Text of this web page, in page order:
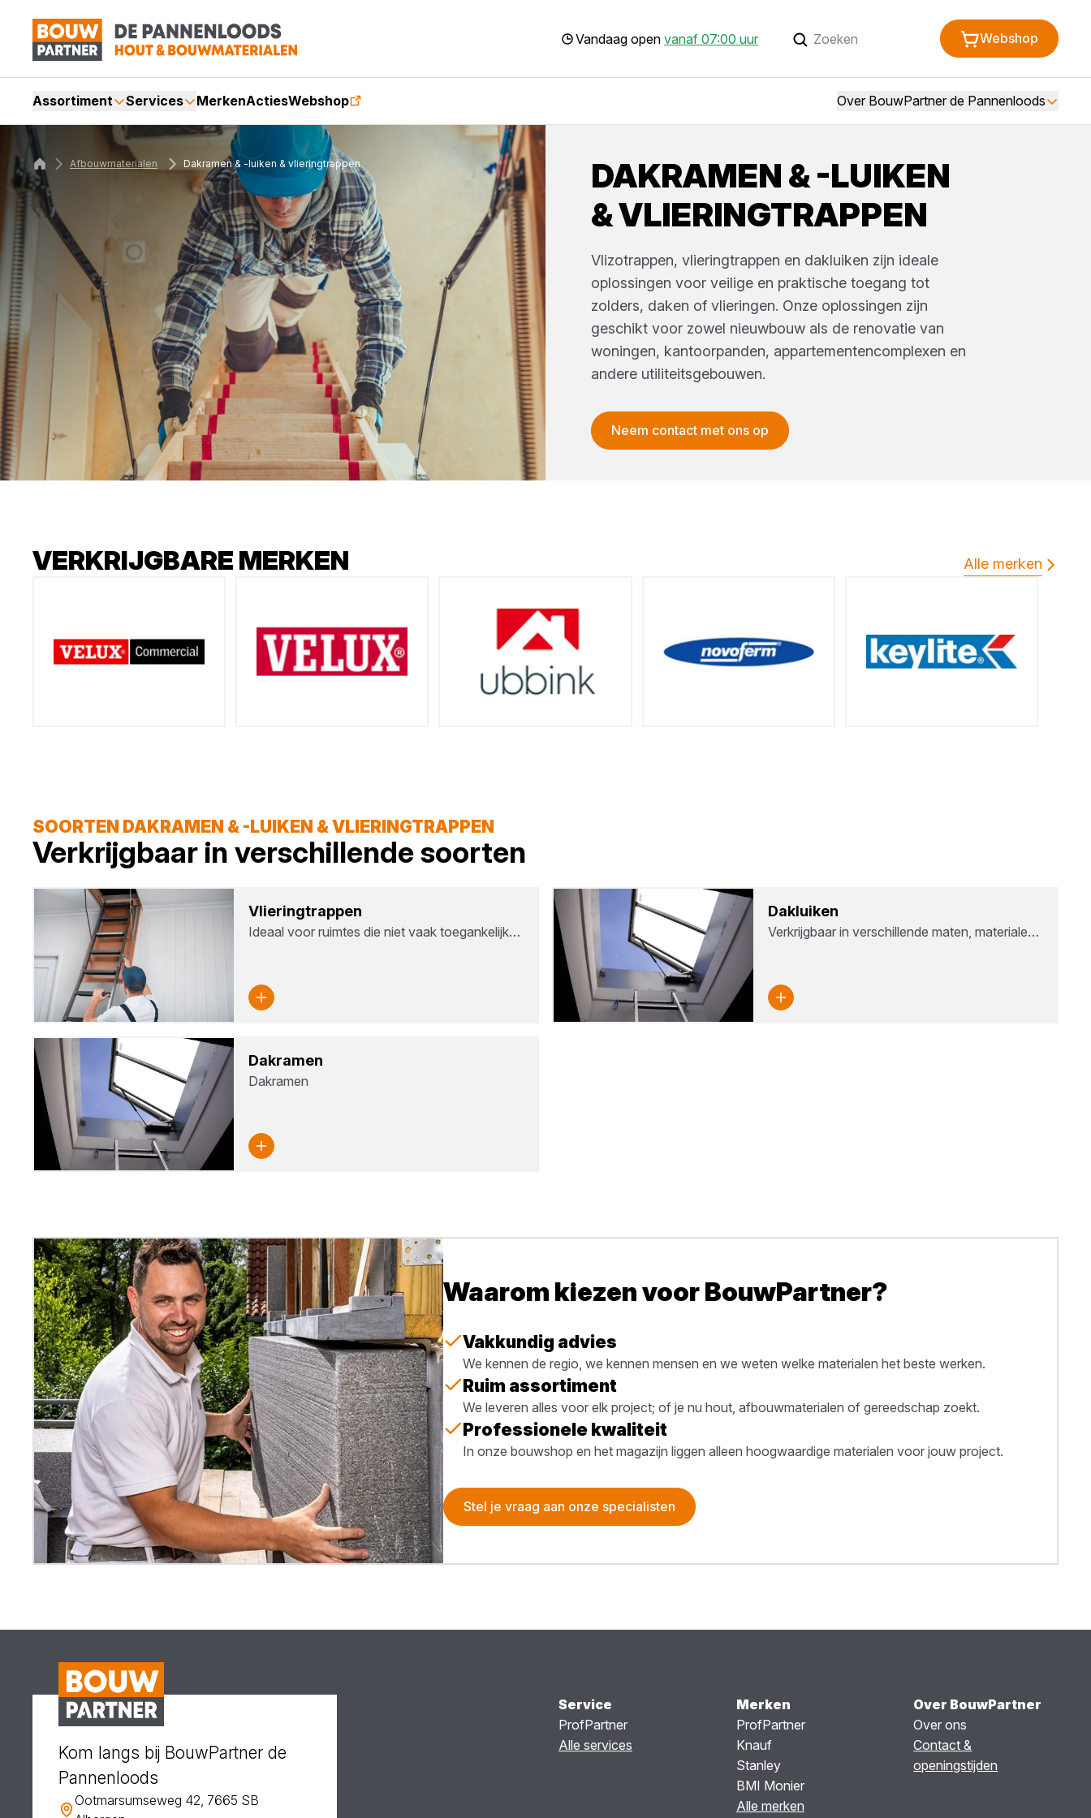
Vandaag open vanaf 07:00 uur Webshop
Assortiment Services MerkenActiesWebshop Over BouwPartner de Pannenloods
DAKRAMEN & -LUIKEN
& VLIERINGTRAPPEN
Vlizotrappen, vlieringtrappen en dakluiken zijn ideale
oplossingen voor veilige en praktische toegang tot
zolders, daken of vlieringen. Onze oplossingen zijn
geschikt voor zowel nieuwbouw als de renovatie van
woningen, kantoorpanden, appartementencomplexen en
andere utiliteitsgebouwen.
Neem contact met ons op
Afbouwmaterialen Dakramen & -luiken & vlieringtrappen
VERKRIJGBARE MERKEN Alle merken
SOORTEN DAKRAMEN & -LUIKEN & VLIERINGTRAPPEN
Verkrijgbaar in verschillende soorten
Vlie­ring­trap­pen
Ideaal voor ruimtes die niet vaak toegankelijk…
Dak­lui­ken
Verkrijgbaar in verschillende maten, materiale…
Dak­ra­men
Dakramen
Waarom kiezen voor BouwPartner?
Vakkundig advies
We kennen de regio, we kennen mensen en we weten welke materialen het beste werken.
Ruim assortiment
We leveren alles voor elk project; of je nu hout, afbouwmaterialen of gereedschap zoekt.
Professionele kwaliteit
In onze bouwshop en het magazijn liggen alleen hoogwaardige materialen voor jouw project.
Stel je vraag aan onze specialisten
Kom langs bij BouwPartner de
Pannenloods
Ootmarsumseweg 42, 7665 SB
Service
ProfPartner
Alle services
Merken
ProfPartner
Knauf
Stanley
BMI Monier
Alle merken
Over BouwPartner
Over ons
Contact &
openingstijden